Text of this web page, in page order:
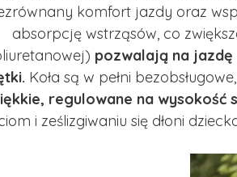
komfort jazdy oraz
absorpcję wstrząsów, co
pozwalają na
Koła są w pełni
regulowane na wysokość
i ześlizgiwaniu się dłoni